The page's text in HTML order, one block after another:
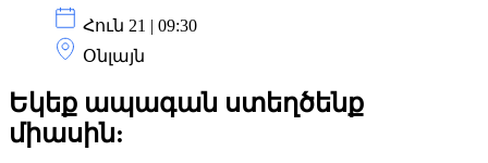
Հուն 21 | 09:30
Օնլայն
Եկեք ապագան ստեղծենք
միասին: